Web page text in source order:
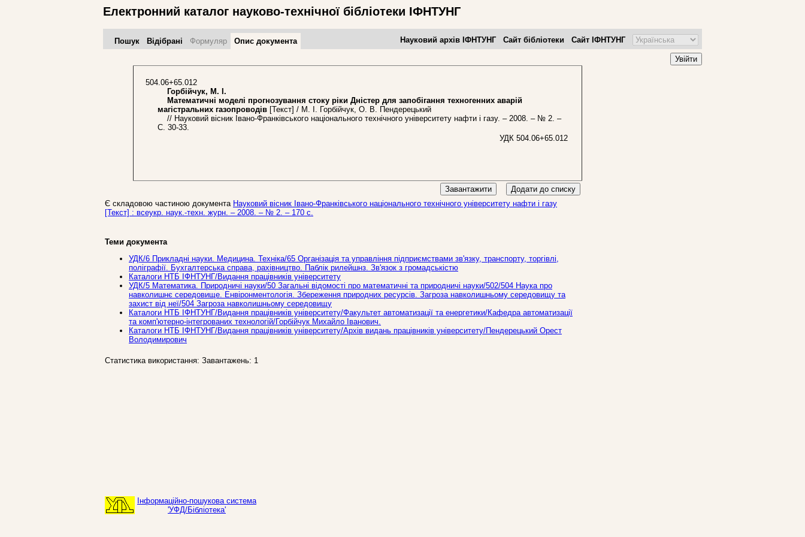
Електронний каталог науково-технічної бібліотеки ІФНТУНГ
Пошук Відібрані Формуляр Опис документа Науковий архів ІФНТУНГ Сайт бібліотеки Сайт ІФНТУНГ
Увійти
504.06+65.012
Горбійчук, М. І.
Математичні моделі прогнозування стоку ріки Дністер для запобігання техногенних аварій
магістральних газопроводів [Текст] / М. І. Горбійчук, О. В. Пендерецький
// Науковий вісник Івано-Франківського національного технічного університету нафти і газу. – 2008. – № 2. –
С. 30-33.
УДК 504.06+65.012
Завантажити
Додати до списку
Є складовою частиною документа Науковий вісник Івано-Франківського національного технічного університету нафти і газу
[Текст] : всеукр. наук.-техн. журн. – 2008. – № 2. – 170 c.
Теми документа
УДК/6 Прикладнi науки. Медицина. Техніка/65 Організація та управління підприємствами зв'язку, транспорту, торгівлі,
поліграфії. Бухгалтерська справа, рахівництво. Паблік рилейшнз. Зв'язок з громадськістю
Каталоги НТБ ІФНТУНГ/Видання працівників університету
УДК/5 Математика. Природничi науки/50 Загальнi вiдомостi про математичні та природничі науки/502/504 Наука про
навколишнє середовище. Енвіронментологія. Збереження природних ресурсів. Загроза навколишньому середовищу та
захист від неї/504 Загроза навколишньому середовищу
Каталоги НТБ ІФНТУНГ/Видання працівників університету/Факультет автоматизації та енергетики/Кафедра автоматизації
та комп'ютерно-інтегрованих технологій/Горбійчук Михайло Іванович.
Каталоги НТБ ІФНТУНГ/Видання працівників університету/Архів видань працівників університету/Пендерецький Орест
Володимирович
Статистика використання: Завантажень: 1
Інформаційно-пошукова система
'УФД/Бібліотека'